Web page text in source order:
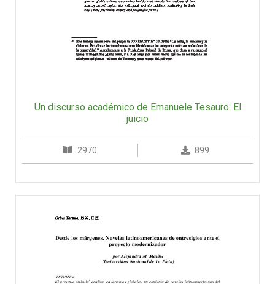
Un discurso académico de Emanuele Tesauro: El
juicio
2970 899